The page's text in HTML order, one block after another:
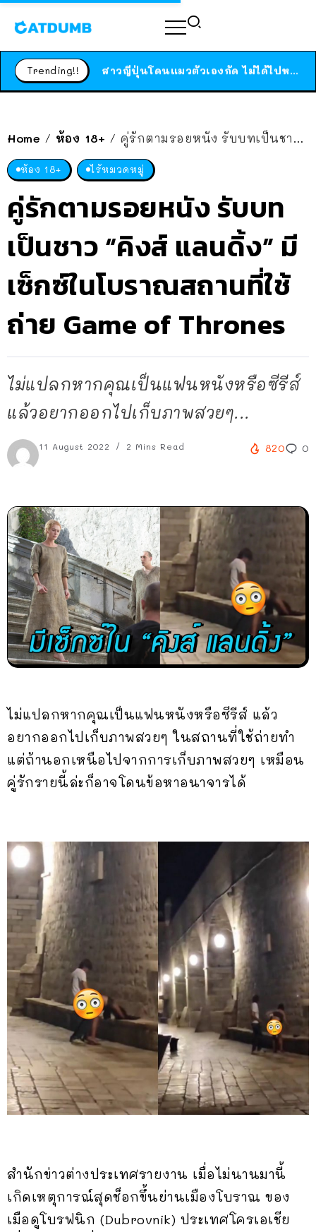
Trending!! ได้เวลาเด็กหนวดรวมตัว RF Online Next เปิดให้เล่นแล้ว เกม Sci-Fi MMORPG ระดับตำนาน เล่นได้ทั้งมือถือและ PC
Home / ห้อง 18+ / คู่รักตามรอยหนัง รับบทเป็นชาว “คิงส์ แลนดิ้ง” มีเซ็กซ์ในโบราณสถานที่ใช้ถ่าย Game of Thrones
ห้อง 18+ ไร้หมวดหมู่
คู่รักตามรอยหนัง รับบท
เป็นชาว “คิงส์ แลนดิ้ง” มี
เซ็กซ์ในโบราณสถานที่ใช้
ถ่าย Game of Thrones
ไม่แปลกหากคุณเป็นแฟนหนังหรือซีรีส์
แล้วอยากออกไปเก็บภาพสวยๆ...
11 August 2022 2 Mins Read 820 0
ไม่แปลกหากคุณเป็นแฟนหนังหรือซีรีส์ แล้ว
อยากออกไปเก็บภาพสวยๆ ในสถานที่ใช้ถ่ายทำ
แต่ถ้านอกเหนือไปจากการเก็บภาพสวยๆ เหมือน
คู่รักรายนี้ล่ะก็อาจโดนข้อหาอนาจารได้
สำนักข่าวต่างประเทศรายงาน เมื่อไม่นานมานี้
เกิดเหตุการณ์สุดช็อกขึ้นย่านเมืองโบราณ ของ
เมือดูโบรฟนิก (Dubrovnik) ประเทศโครเอเชีย